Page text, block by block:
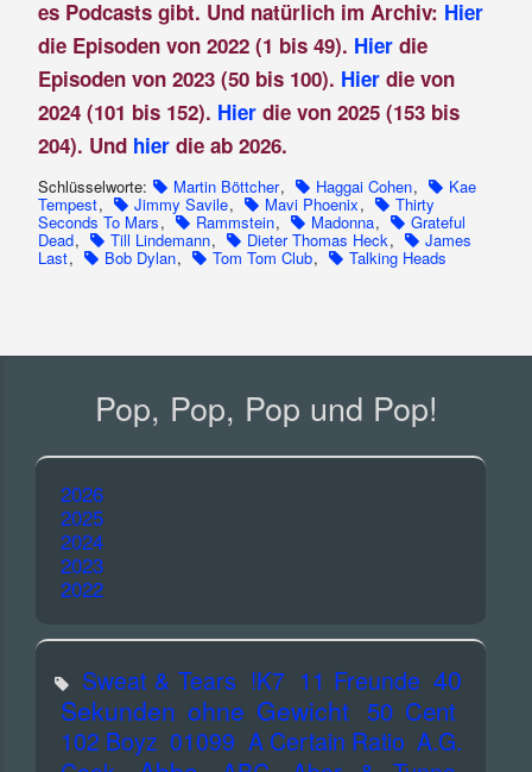
es Podcasts gibt. Und natürlich im Archiv: Hier
die Episoden von 2022 (1 bis 49). Hierdie
Episoden von 2023 (50 bis 100). Hier die von
2024 (101 bis 152). Hier die von 2025 (153 bis
204). Und hier die ab 2026.
Schlüsselworte: Martin Böttcher, Haggai Cohen, Kae
Tempest, Jimmy Savile, Mavi Phoenix, Thirty
Seconds To Mars, Rammstein, Madonna, Grateful
Dead, Till Lindemann, Dieter Thomas Heck, James
Last, Bob Dylan, Tom Tom Club, Talking Heads
Pop, Pop, Pop und Pop!
2026
2025
2024
2023
2022
Sweat & Tears !K7 11 Freunde 40
Sekunden ohne Gewicht 50 Cent
102 Boyz 01099 A Certain Ratio A.G.